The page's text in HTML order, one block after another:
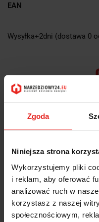
Zgoda
Niniejsza strona
Wykorzystujemy pliki
i reklam, aby oferować
analizować ruch w
korzystasz z naszej
społecznościowym,
EAN
Wysyłka+2dni (dostawa 0
OPINIE
Otwornica 93 mm z ostrzem
wyrzucającą; 42 15507 253